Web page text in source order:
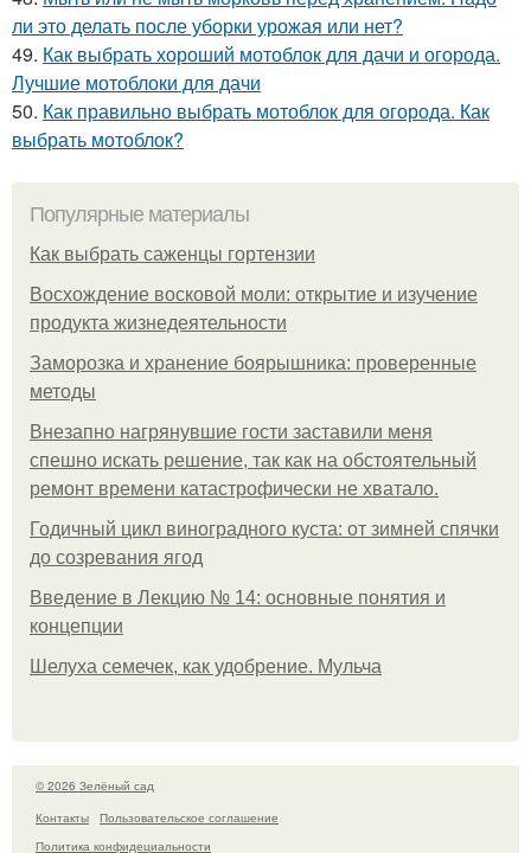
ли это делать после уборки урожая или нет?
49. Как выбрать хороший мотоблок для дачи и огорода.
Лучшие мотоблоки для дачи
50. Как правильно выбрать мотоблок для огорода. Как
выбрать мотоблок?
Популярные материалы
Как выбрать саженцы гортензии
Восхождение восковой моли: открытие и изучение
продукта жизнедеятельности
Заморозка и хранение боярышника: проверенные
методы
Внезапно нагрянувшие гости заставили меня
спешно искать решение, так как на обстоятельный
ремонт времени катастрофически не хватало.
Годичный цикл виноградного куста: от зимней спячки
до созревания ягод
Введение в Лекцию № 14: основные понятия и
концепции
Шелуха семечек, как удобрение. Мульча
© 2026 Зелёный сад
Контакты
Пользовательское соглашение
Политика конфидециальности